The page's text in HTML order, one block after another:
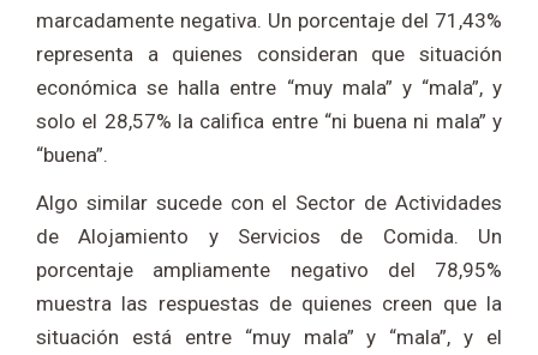
marcadamente negativa. Un porcentaje del 71,43%
representa a quienes consideran que situación
económica se halla entre “muy mala” y “mala”, y
solo el 28,57% la califica entre “ni buena ni mala” y
“buena”.
Algo similar sucede con el Sector de Actividades
de Alojamiento y Servicios de Comida. Un
porcentaje ampliamente negativo del 78,95%
muestra las respuestas de quienes creen que la
situación está entre “muy mala” y “mala”, y el